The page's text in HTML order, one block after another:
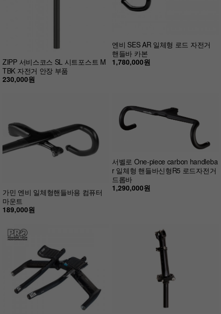
ZIPP 서비스코스 SL 시트포스트 M
TBK 자전거 안장 부품
230,000원
엔비 SES AR 일체형 로드 자전거
핸들바 카본
1,780,000원
가민 엔비 일체형핸들바용 컴퓨터
마운트
189,000원
서벨로 One-piece carbon handleba
r 일체형 핸들바신형R5 로드자전거
드롭바
1,290,000원